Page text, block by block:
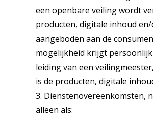
een openbare veiling wordt
producten, digitale inhoud
aangeboden aan de
mogelijkheid krijgt
leiding van een
is de producten, digitale
3. Dienstenovereenkomsten,
alleen als: